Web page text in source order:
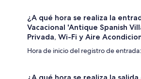
¿A qué hora se realiza la
Vacacional 'Antique Spanish
Privada, Wi-Fi y Aire
Hora de inicio del registro de